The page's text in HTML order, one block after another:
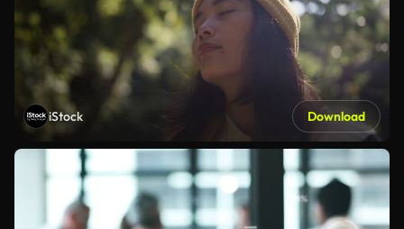
iStock Download